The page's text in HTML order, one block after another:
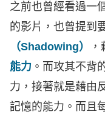
之前也曾經看過一
的影片，也曾提到
（Shadowing）
能力 。而攻其不背
力，接著就是藉由
記憶的能力。而且